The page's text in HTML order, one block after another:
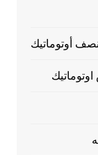
أوتوماتيك